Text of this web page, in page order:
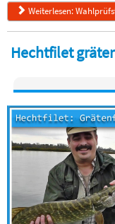
Weiterlesen:
Hechtfilet